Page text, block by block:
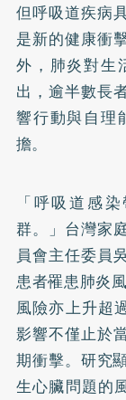
但呼吸道疾病
是新的健康衝
外，肺炎對生
出，逾半數長
響行動與自理
擔。
「呼吸道感
群。」台灣家
員會主任委員
患者罹患肺炎
風險亦上升超
影響不僅止於
期衝擊。研究
生心臟問題的